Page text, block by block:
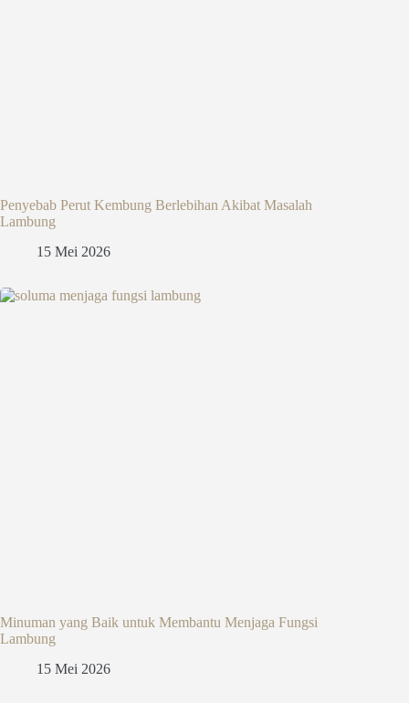
Penyebab Perut Kembung Berlebihan Akibat Masalah
Lambung
15 Mei 2026
Minuman yang Baik untuk Membantu Menjaga Fungsi
Lambung
15 Mei 2026